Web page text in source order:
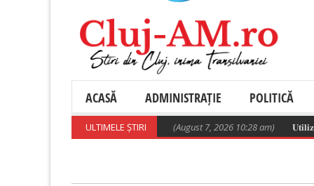
ACASĂ ADMINISTRAȚIE POLITICĂ
ULTIMELE ȘTIRI
rromilor de la Pata Rât (August 7, 2026 10:28 am) 𝐔𝐭𝐢𝐥𝐢𝐳𝐚𝐫𝐞𝐚